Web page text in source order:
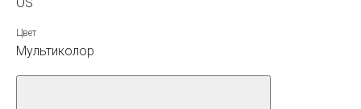
Цвет
Мультиколор